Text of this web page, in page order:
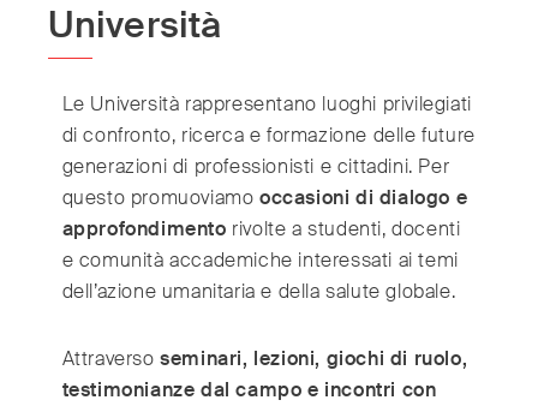
Università
Le Università rappresentano luoghi privilegiati
di confronto, ricerca e formazione delle future
generazioni di professionisti e cittadini. Per
questo promuoviamooccasioni di dialogo e
approfondimento rivolte a studenti, docenti
e comunità accademiche interessati ai temi
dell’azione umanitaria e della salute globale.
Attraversoseminari, lezioni, giochi di ruolo,
testimonianze dal campo e incontri con